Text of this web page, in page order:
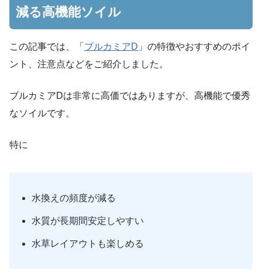
減る高機能ソイル
この記事では、「 ブルカミアD 」の特徴やおすすめのポイ
ント、注意点などをご紹介しました。
ブルカミアDは非常に高価ではありますが、高機能で優秀
なソイルです。
特に
水換えの頻度が減る
水質が長期間安定しやすい
水草レイアウトも楽しめる